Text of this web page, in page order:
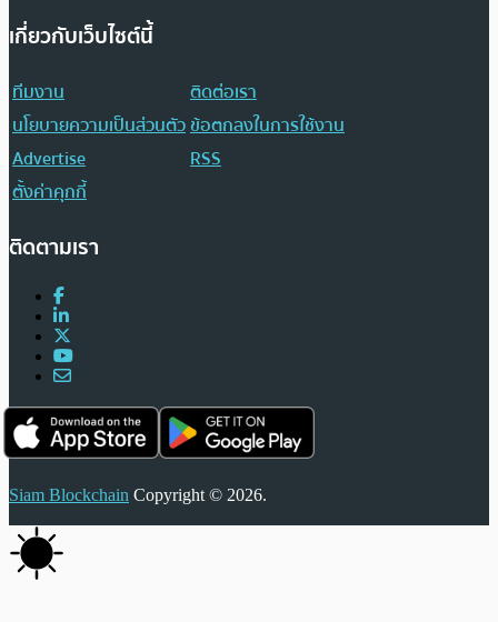
เกี่ยวกับเว็บไซต์นี้
ทีมงาน
ติดต่อเรา
นโยบายความเป็นส่วนตัวข้อตกลงในการใช้งาน
Advertise
RSS
ตั้งค่าคุกกี้
ติดตามเรา
Siam Blockchain Copyright © 2026.